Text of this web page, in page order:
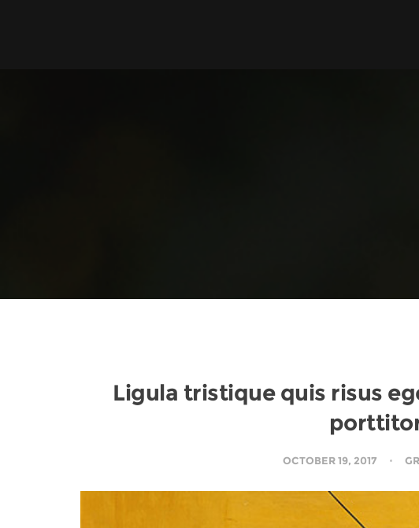
Ligula tristique quis risus
OCTOBER 19, 2017